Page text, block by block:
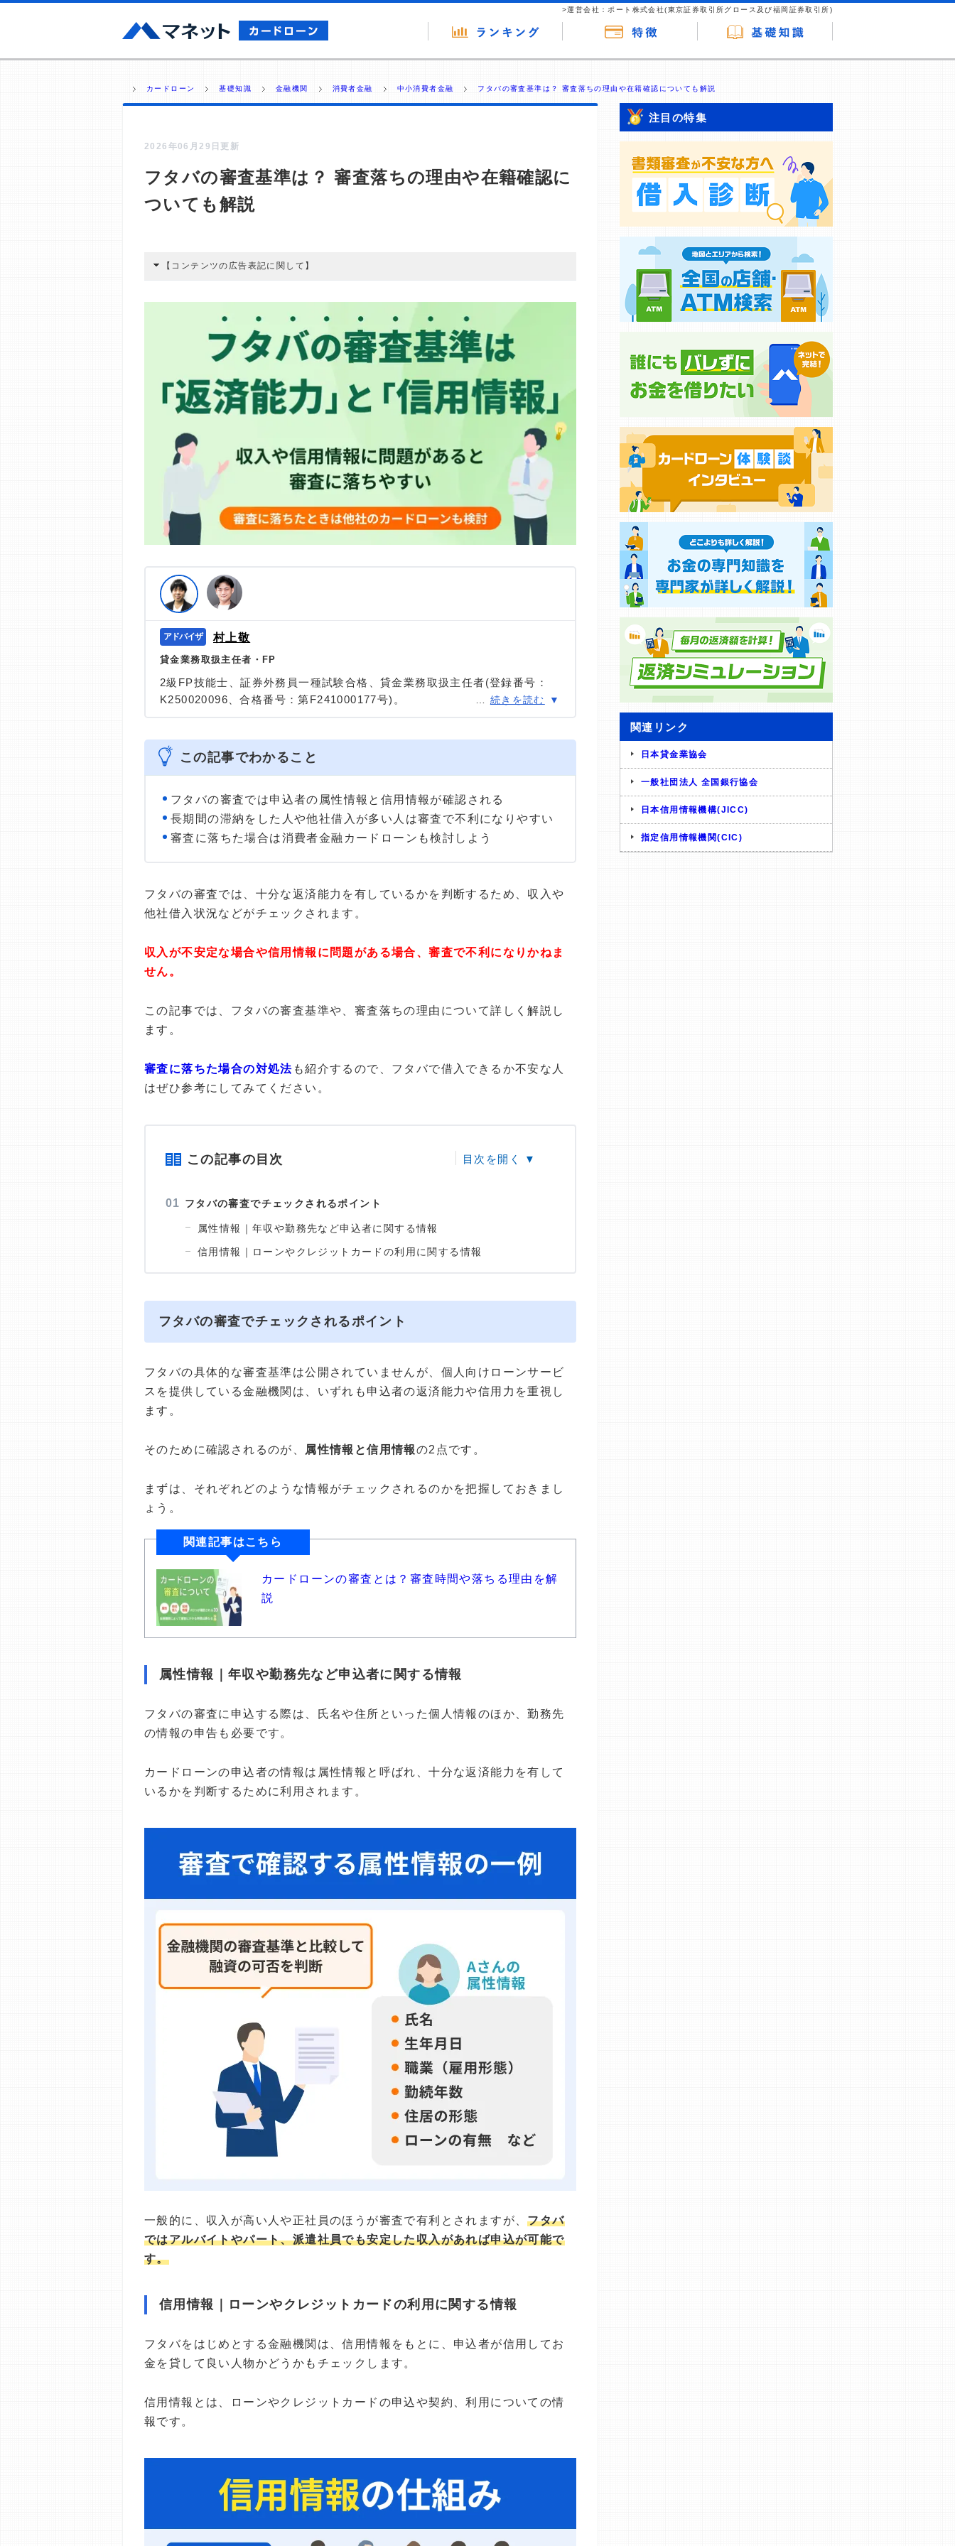
>運営会社：ポート株式会社(東京証券取引所グロース及び福岡証券取引所)
カードローン 基礎知識 金融機関 消費者金融 中小消費者金融 フタバの審査基準は？ 審査落ちの理由や在籍確認についても解説
2026年06月29日更新
フタバの審査基準は？ 審査落ちの理由や在籍確認に
ついても解説
【コンテンツの広告表記に関して】
編集部の調査／ユーザーへの口コミ収集などに基づき、公平性を担保した情報提供を行っていま
村上敬
貸金業務取扱主任者・FP
2級FP技能士、証券外務員一種試験合格、貸金業務取扱主任者(登録番号：
K250020096、合格番号：第F241000177号)。
は計2000本以上。ローン利用者へのインタビューなども多数実施し、専門知
識と事実に基づいた信頼性の高い情報発信を心がけている。
… 続きを読む
この記事でわかること
フタバの審査では申込者の属性情報と信用情報が確認される
長期間の滞納をした人や他社借入が多い人は審査で不利になりやすい
審査に落ちた場合は消費者金融カードローンも検討しよう
フタバの審査では、十分な返済能力を有しているかを判断するため、収入や
他社借入状況などがチェックされます。
収入が不安定な場合や信用情報に問題がある場合、審査で不利になりかねま
せん。
この記事では、フタバの審査基準や、審査落ちの理由について詳しく解説し
ます。
審査に落ちた場合の対処法 も紹介するので、フタバで借入できるか不安な人
はぜひ参考にしてみてください。
この記事の目次
フタバの審査でチェックされるポイント
属性情報｜年収や勤務先など申込者に関する情報
信用情報｜ローンやクレジットカードの利用に関する情報
フタバの審査でチェックされるポイント
フタバの具体的な審査基準は公開されていませんが、個人向けローンサービ
スを提供している金融機関は、いずれも申込者の返済能力や信用力を重視し
ます。
そのために確認されるのが、 属性情報と信用情報の2点です。
まずは、それぞれどのような情報がチェックされるのかを把握しておきまし
ょう。
関連記事はこちら
カードローンの審査とは？審査時間や落ちる理由を解
説
属性情報｜年収や勤務先など申込者に関する情報
フタバの審査に申込する際は、氏名や住所といった個人情報のほか、勤務先
の情報の申告も必要です。
カードローンの申込者の情報は属性情報と呼ばれ、十分な返済能力を有して
いるかを判断するために利用されます。
一般的に、収入が高い人や正社員のほうが審査で有利とされますが、フタバ
ではアルバイトやパート、派遣社員でも安定した収入があれば申込が可能で
す。
信用情報｜ローンやクレジットカードの利用に関する情報
フタバをはじめとする金融機関は、信用情報をもとに、申込者が信用してお
金を貸して良い人物かどうかもチェックします。
信用情報とは、ローンやクレジットカードの申込や契約、利用についての情
報です。
注目の特集
関連リンク
日本貸金業協会
一般社団法人 全国銀行協会
日本信用情報機構(JICC)
指定信用情報機関(CIC)